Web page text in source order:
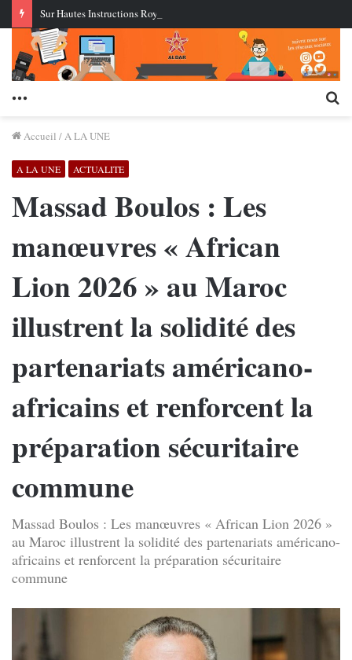
Accueil /A LA UNE
A LA UNE ACTUALITE
Massad Boulos : Les
manœuvres « African
Lion 2026 » au Maroc
illustrent la solidité des
partenariats américano-
africains et renforcent la
préparation sécuritaire
commune
Massad Boulos : Les manœuvres « African Lion 2026 »
au Maroc illustrent la solidité des partenariats américano-
africains et renforcent la préparation sécuritaire
commune